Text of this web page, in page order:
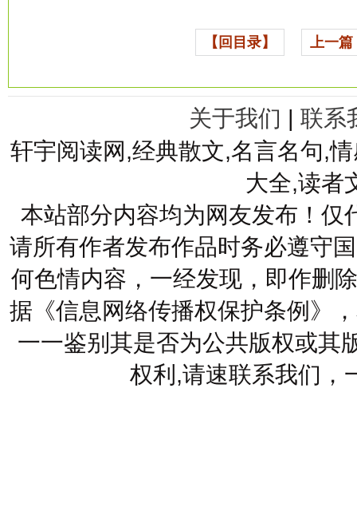
【回目录】 上一篇
关于我们 | 联系
轩宇阅读网,经典散文,名言名句,
大全,读者
本站部分内容均为网友发布！仅
请所有作者发布作品时务必遵守
何色情内容，一经发现，即作删
据《信息网络传播权保护条例》
一一鉴别其是否为公共版权或其
权利,请速联系我们，